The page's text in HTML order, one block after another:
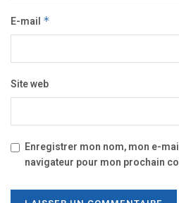
E-mail *
Site web
Enregistrer mon nom, mon e-
navigateur pour mon prochain